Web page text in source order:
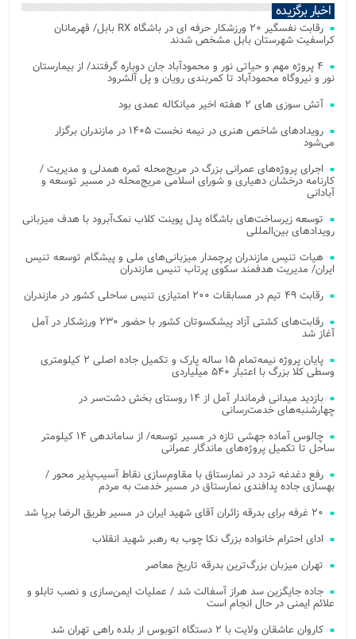
اخبار برگزیده
رقابت نفسگیر ۲۰ ورزشکار حرفه ای در باشگاه RX بابل/ قهرمانان
کراسفیت شهرستان بابل مشخص شدند
۴ پروژه مهم و حیاتی نور و محمودآباد جان دوباره گرفتند/ از بیمارستان
نور و نیروگاه محمودآباد تا کمربندی رویان و پل آلشرود
آتش‌ سوزی‌ های ۲ هفته اخیر میانکاله عمدی بود
رویدادهای شاخص هنری در نیمه نخست ۱۴۰۵ در مازندران برگزار
می‌شود
اجرای پروژه‌های عمرانی بزرگ در مریج‌محله ثمره همدلی و مدیریت /
کارنامه درخشان دهیاری و شورای اسلامی مریج‌محله در مسیر توسعه و
آبادانی
توسعه زیرساخت‌های باشگاه پدل پوینت کلاب نمک‌آبرود با هدف میزبانی
رویدادهای بین‌المللی
هیات تنیس مازندران پرچمدار میزبانی‌های ملی و پیشگام توسعه تنیس
ایران/ مدیریت هدفمند سکوی پرتاب تنیس مازندران
رقابت ۴۹ تیم در مسابقات ۲۰۰ امتیازی تنیس ساحلی کشور در مازندران
رقابت‌های کشتی آزاد پیشکسوتان کشور با حضور ۲۳۰ ورزشکار در آمل
آغاز شد
پایان پروژه نیمه‌تمام ۱۵ ساله پارک و تکمیل جاده اصلی ۲ کیلومتری
وسطی کلا بزرگ با اعتبار ۵۴۰ میلیاردی
بازدید میدانی فرماندار آمل از ۱۴ روستای بخش دشت‌سر در
چهارشنبه‌های خدمت‌رسانی
چالوس آماده جهشی تازه در مسیر توسعه/ از ساماندهی ۱۴ کیلومتر
ساحل تا تکمیل پروژه‌های ماندگار عمرانی
رفع دغدغه تردد در نمارستاق با مقاوم‌سازی نقاط آسیب‌پذیر محور /
بهسازی جاده پدافندی نمارستاق در مسیر خدمت به مردم
۲۰ غرفه برای بدرقه زائران آقای شهید ایران در مسیر طریق الرضا برپا شد
ادای احترام خانواده بزرگ نکا چوب به رهبر شهید انقلاب
تهران میزبان بزرگ‌ترین بدرقه تاریخ معاصر
جاده جایگزین سد هراز آسفالت شد / عملیات ایمن‌سازی و نصب تابلو و
علائم ایمنی در حال انجام است
کاروان عاشقان ولایت با ۲ دستگاه اتوبوس از بلده راهی تهران شد